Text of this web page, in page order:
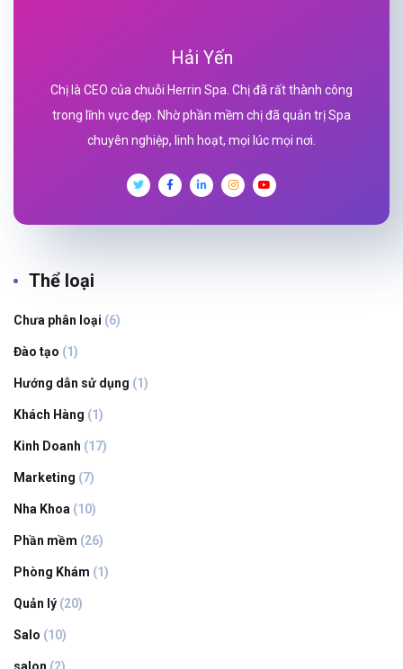
Hải Yến
Chị là CEO của chuỗi Herrin Spa. Chị đã rất thành công
trong lĩnh vực đẹp. Nhờ phần mềm chị đã quản trị Spa
chuyên nghiệp, linh hoạt, mọi lúc mọi nơi.
Thể loại
Chưa phân loại (6)
Đào tạo (1)
Hướng dẫn sử dụng (1)
Khách Hàng (1)
Kinh Doanh (17)
Marketing (7)
Nha Khoa (10)
Phần mềm (26)
Phòng Khám (1)
Quản lý (20)
Salo (10)